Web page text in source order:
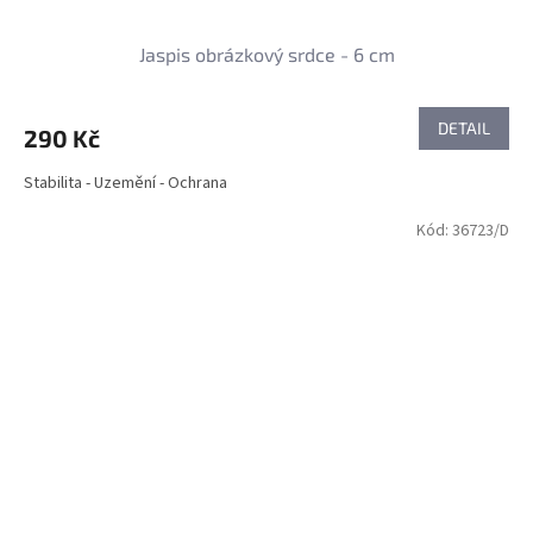
Jaspis obrázkový srdce - 6 cm
290 Kč DETAIL
Stabilita - Uzemění - Ochrana
Kód: 36723/D